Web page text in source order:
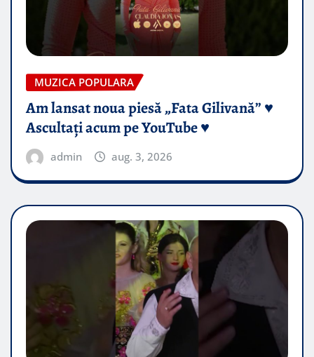
MUZICA POPULARA
Am lansat noua piesă „Fata Gilivană” ♥️
Ascultați acum pe YouTube ♥️
admin aug. 3, 2026